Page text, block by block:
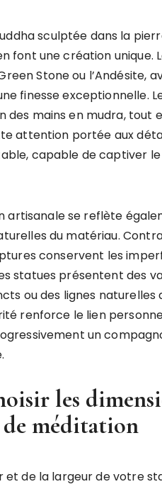
sculptée dans la
font une création unique.
Stone ou l’Andésite,
finesse exceptionnelle.
des mains en mudra, tout
attention portée aux
capable de captiver
artisanale se reflète
du matériau.
conservent les
statues présentent des
ou des lignes
renforce le lien
un
les
de méditation
et de la largeur de votre